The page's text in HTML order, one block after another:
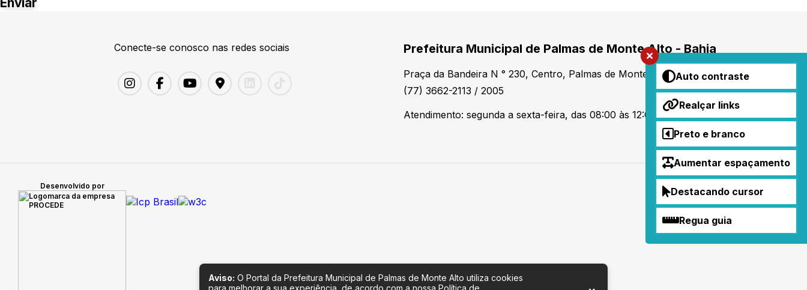
Auto contraste
Realçar links
Preto e branco
Aumentar espaçamento
Destacando cursor
Regua guia
Conecte-se conosco nas redes sociais Prefeitura Municipal de Palmas de Monte Alto - Bahia
Praça da Bandeira N ° 230, Centro, Palmas de Monte Alto -BA. CEP: 46460-000
(77) 3662-2113 / 2005
Atendimento: segunda a sexta-feira, das 08:00 às 12:00 e das 14:00 às 18:00 hs
Desenvolvido por
Aviso: O Portal da Prefeitura Municipal de Palmas de Monte Alto utiliza cookies
para melhorar a sua experiência, de acordo com a nossa Política de